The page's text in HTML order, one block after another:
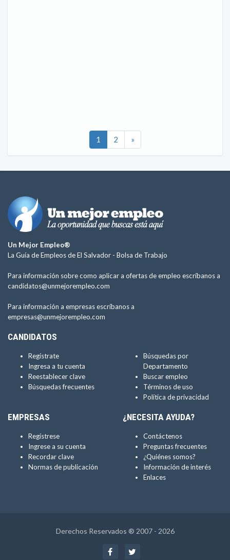
1 2 »
Un Mejor Empleo®
La Guía de Empleos de El Salvador - Bolsa de Trabajo
Para información sobre como aplicar a ofertas de empleo escríbanos a
candidatos@unmejorempleo.com
Para información a empresas escríbanos a
empresas@unmejorempleo.com
CANDIDATOS
Regístrate
Ingresa a tu cuenta
Reestablecer clave
Búsquedas frecuentes
Búsquedas por
Departamento
Buscar empleo
Términos de uso
Política de privacidad
EMPRESAS
Regístrese
Ingrese a su cuenta
Recordar clave
Normas de publicación
¿NECESITA AYUDA?
Contáctenos
Preguntas frecuentes
¿Quiénes somos?
Información de interés
Enlaces
Derechos Reservados ® 2007 - 2026
Facebook